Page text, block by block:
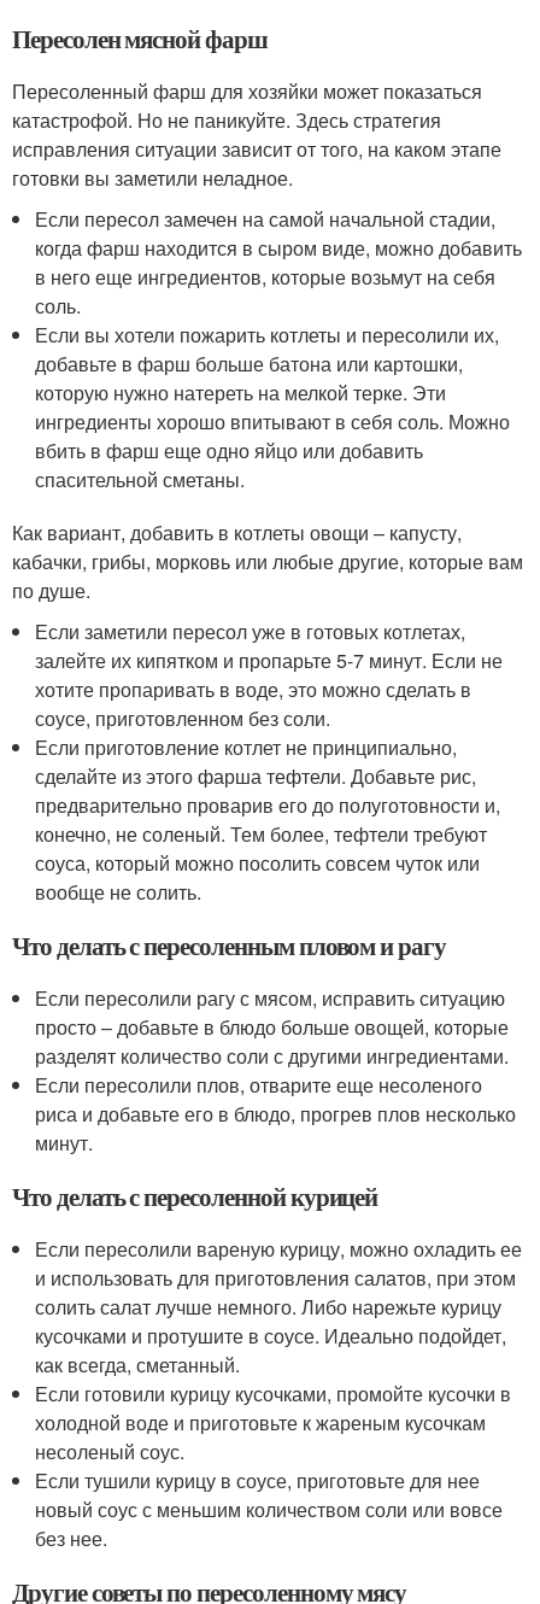
Пересолен мясной фарш
Пересоленный фарш для хозяйки может показаться
катастрофой. Но не паникуйте. Здесь стратегия
исправления ситуации зависит от того, на каком этапе
готовки вы заметили неладное.
Если пересол замечен на самой начальной стадии,
когда фарш находится в сыром виде, можно добавить
в него еще ингредиентов, которые возьмут на себя
соль.
Если вы хотели пожарить котлеты и пересолили их,
добавьте в фарш больше батона или картошки,
которую нужно натереть на мелкой терке. Эти
ингредиенты хорошо впитывают в себя соль. Можно
вбить в фарш еще одно яйцо или добавить
спасительной сметаны.
Как вариант, добавить в котлеты овощи – капусту,
кабачки, грибы, морковь или любые другие, которые вам
по душе.
Если заметили пересол уже в готовых котлетах,
залейте их кипятком и пропарьте 5-7 минут. Если не
хотите пропаривать в воде, это можно сделать в
соусе, приготовленном без соли.
Если приготовление котлет не принципиально,
сделайте из этого фарша тефтели. Добавьте рис,
предварительно проварив его до полуготовности и,
конечно, не соленый. Тем более, тефтели требуют
соуса, который можно посолить совсем чуток или
вообще не солить.
Что делать с пересоленным пловом и рагу
Если пересолили рагу с мясом, исправить ситуацию
просто – добавьте в блюдо больше овощей, которые
разделят количество соли с другими ингредиентами.
Если пересолили плов, отварите еще несоленого
риса и добавьте его в блюдо, прогрев плов несколько
минут.
Что делать с пересоленной курицей
Если пересолили вареную курицу, можно охладить ее
и использовать для приготовления салатов, при этом
солить салат лучше немного. Либо нарежьте курицу
кусочками и протушите в соусе. Идеально подойдет,
как всегда, сметанный.
Если готовили курицу кусочками, промойте кусочки в
холодной воде и приготовьте к жареным кусочкам
несоленый соус.
Если тушили курицу в соусе, приготовьте для нее
новый соус с меньшим количеством соли или вовсе
без нее.
Другие советы по пересоленному мясу